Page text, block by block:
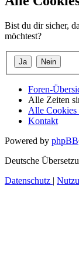
Bist du dir sicher,
möchtest?
Foren-
Alle Zeiten
Alle Cookies
Kontakt
Powered by phpBB
Deutsche
Datenschutz |